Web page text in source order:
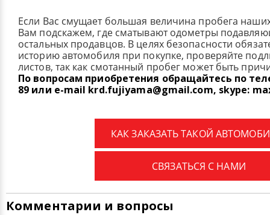
Если Вас смущает большая величина пробега
Вам подскажем, где сматывают одометры
остальных продавцов. В целях безопасности
историю автомобиля при покупке, проверяйте
листов, так как смотанный пробег может быть
По вопросам приобретения обращайтесь по
89 или e-mail krd.fujiyama@gmail.com, skype:
КАК ЗАКАЗАТЬ ТАКОЙ
СВЯЗАТЬСЯ С НАМИ
Комментарии и вопросы